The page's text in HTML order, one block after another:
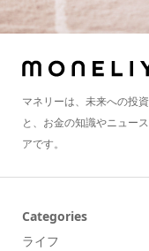
マネリーは、未来への投
と、お金の知識やニュー
アです。
Categories
ライフ